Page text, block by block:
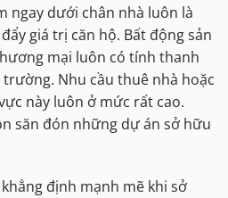
ngay dưới chân nhà luôn là
giá trị căn hộ. Bất động sản
mại luôn có tính thanh
Nhu cầu thuê nhà hoặc
này luôn ở mức rất cao.
săn đón những dự án sở hữu
định mạnh mẽ khi sở